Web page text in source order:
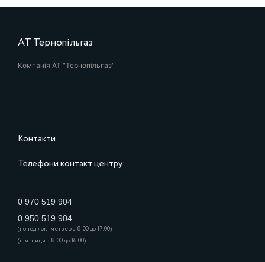
АТ Тернопільгаз
Компанія АТ "Тернопільгаз"
Контакти
Телефони контакт центру:
0 970 519 904
0 950 519 904
(понеділок - четвер з 8:00 до 17:00)
(п'ятниця з 8:00 до 16:00)